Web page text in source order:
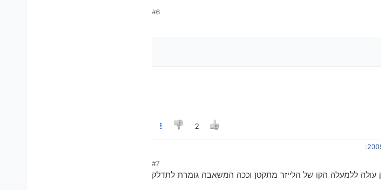
נסיעה ארוכה וכדו’.
#6
2
:
#7
ללמעלה הקו של הלייזר מתקטן וככה המשאבה גומרת לתדלק